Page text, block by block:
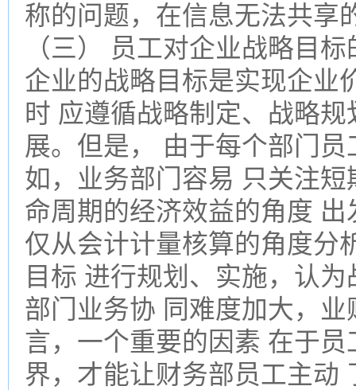
称的问题，在信息无法共享
（三） 员工对企业战略目
企业的战略目标是实现企业
时 应遵循战略制定、战略
展。但是， 由于每个部门
如，业务部门容易 只关注
命周期的经济效益的角度
仅从会计计量核算的角度分
目标 进行规划、实施，认
部门业务协 同难度加大，
言，一个重要的因素 在于
界，才能让财务部员工主动